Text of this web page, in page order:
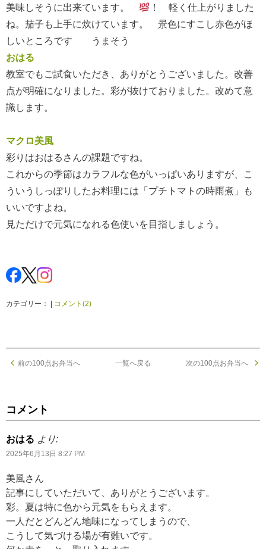
美味しそうに出来ています。
！ 軽く仕上がりました
ね。茄子も上手に炊けています。 景色にすこし赤色がほ
しいところです うまそう
おはる
教室でもご試食いただき、ありがとうございました。改善
点が明確になりました。彩が抜けておりました。改めて意
識します。
マクロ美風
彩りはおはるさんの課題ですね。
これからの季節はカラフルな色がいっぱいありますが、こ
ういうしっぽりしたお料理には「プチトマトの時雨煮」も
いいですよね。
見ただけで元気になれる色使いを目指しましょう。
カテゴリー： | コメント(2)
前の100点お弁当へ 次の100点お弁当へ
一覧へ戻る
コメント
おはる より:
2025年6月13日 8:27 PM
美風さん
記事にしていただいて、ありがとうございます。
彩。夏は特に色から元気をもらえます。
一人だとどんどん地味になってしまうので、
こうして気づける場が有難いです。